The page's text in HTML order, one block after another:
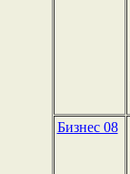
Бизнес 08